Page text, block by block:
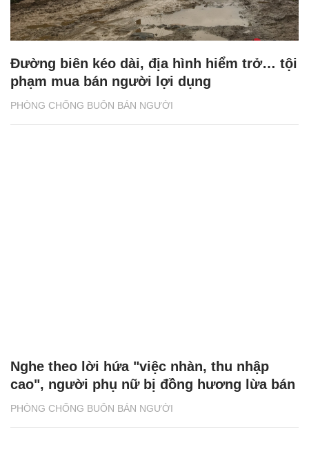
PHÒNG CHỐNG BUÔN BÁN NGƯỜI
Đường biên kéo dài, địa hình hiểm trở… tội
phạm mua bán người lợi dụng
PHÒNG CHỐNG BUÔN BÁN NGƯỜI
Nghe theo lời hứa "việc nhàn, thu nhập
cao", người phụ nữ bị đồng hương lừa bán